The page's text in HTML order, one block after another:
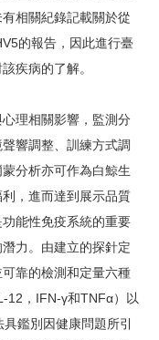
相關紀錄記載關於從
的報告，因此進行臺
疾病的了解。
理相關影響，監測分
響調整、訓練方式調
分析亦可作為白鯨生
，進而達到展示品質
能性免疫系統的重要
力。由建立的探針定
靠的檢測和定量六種
12，IFN-γ和TNFα）以
鑑別因健康問題所引